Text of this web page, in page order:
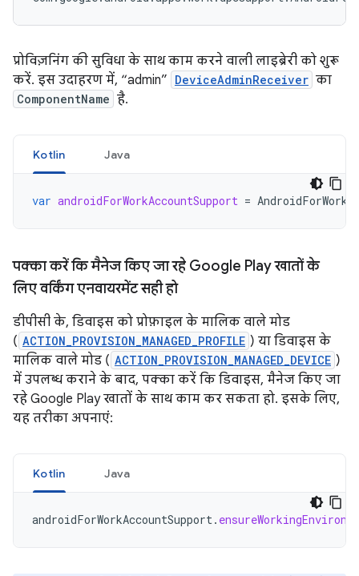
प्रोविज़निंग की सुविधा के साथ काम करने वाली लाइब्रेरी को शुरू
करें. इस उदाहरण में, “admin” DeviceAdminReceiver का
ComponentName है.
Kotlin Java
var androidForWorkAccountSupport =
पक्का करें कि मैनेज किए जा रहे Google Play खातों के
लिए वर्किंग एनवायरमेंट सही हो
डीपीसी के, डिवाइस को प्रोफ़ाइल के मालिक वाले मोड
( ACTION_PROVISION_MANAGED_PROFILE ) या डिवाइस के
मालिक वाले मोड ( ACTION_PROVISION_MANAGED_DEVICE )
में उपलब्ध कराने के बाद, पक्का करें कि डिवाइस, मैनेज किए जा
रहे Google Play खातों के साथ काम कर सकता हो. इसके लिए,
यह तरीका अपनाएं:
Kotlin Java
androidForWorkAccountSupport.